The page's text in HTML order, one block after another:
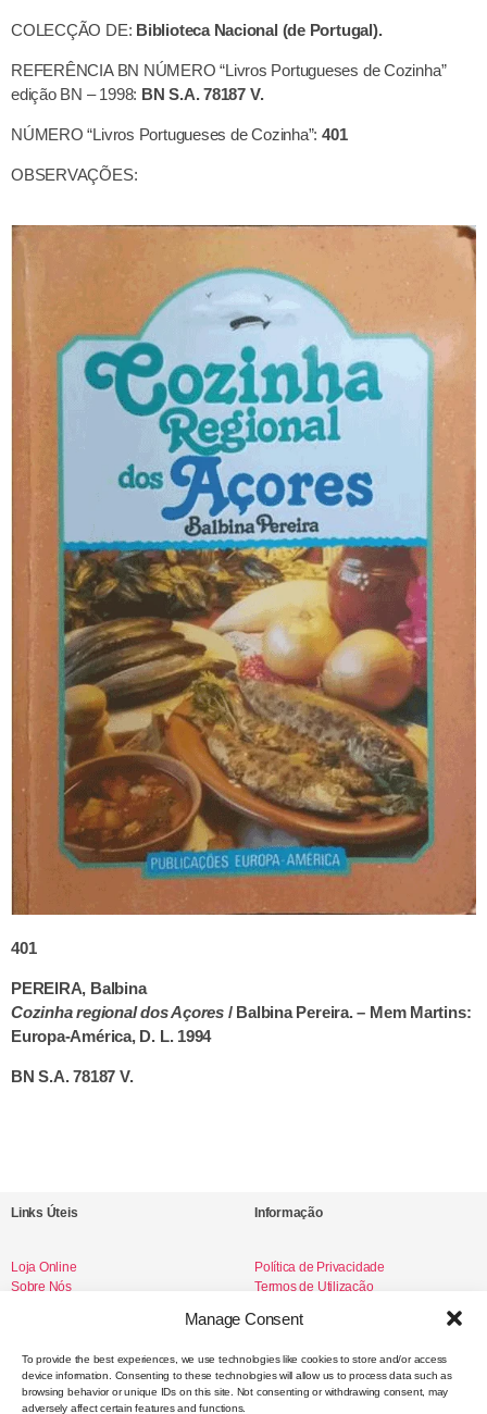
Manage Consent
To provide the best experiences, we use technologies like cookies to store and/or access
device information. Consenting to these technologies will allow us to process data such as
browsing behavior or unique IDs on this site. Not consenting or withdrawing consent, may
adversely affect certain features and functions.
COLECÇÃO DE: Biblioteca Nacional (de Portugal).
REFERÊNCIA BN NÚMERO “Livros Portugueses de Cozinha”
edição BN – 1998: BN S.A. 78187 V.
NÚMERO “Livros Portugueses de Cozinha”: 401
OBSERVAÇÕES:
401
PEREIRA, Balbina
Cozinha regional dos Açores/ Balbina Pereira. – Mem Martins:
Europa-América, D. L. 1994
BN S.A. 78187 V.
Links Úteis
Loja Online
Sobre Nós
Informação
Política de Privacidade
Termos de Utilização
Redes Sociais